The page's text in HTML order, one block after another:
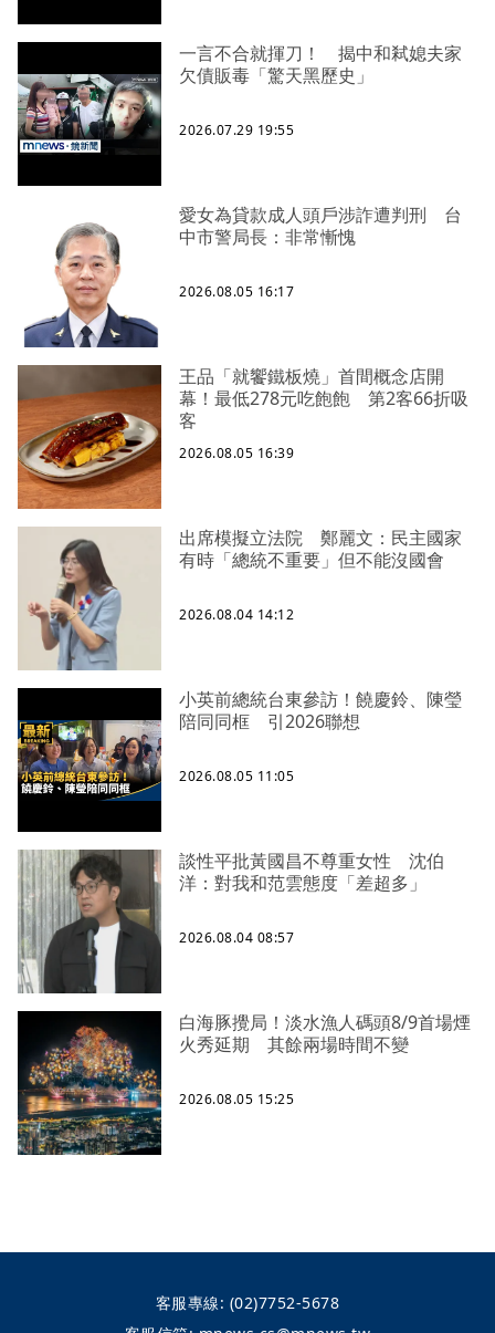
一言不合就揮刀！ 揭中和弒媳夫家
欠債販毒「驚天黑歷史」
2026.07.29 19:55
愛女為貸款成人頭戶涉詐遭判刑 台
中市警局長：非常慚愧
2026.08.05 16:17
王品「就饗鐵板燒」首間概念店開
幕！最低278元吃飽飽 第2客66折吸
客
2026.08.05 16:39
出席模擬立法院 鄭麗文：民主國家
有時「總統不重要」但不能沒國會
2026.08.04 14:12
小英前總統台東參訪！饒慶鈴、陳瑩
陪同同框 引2026聯想
2026.08.05 11:05
談性平批黃國昌不尊重女性 沈伯
洋：對我和范雲態度「差超多」
2026.08.04 08:57
白海豚攪局！淡水漁人碼頭8/9首場煙
火秀延期 其餘兩場時間不變
2026.08.05 15:25
客服專線: (02)7752-5678